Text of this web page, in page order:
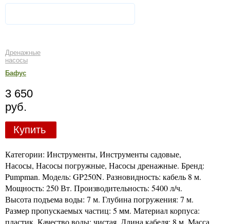
Дренажные
насосы
Бафус
3 650
руб.
Купить
Категории: Инструменты, Инструменты садовые,
Насосы, Насосы погружные, Насосы дренажные. Бренд:
Pumpman. Модель: GP250N. Разновидность: кабель 8 м.
Мощность: 250 Вт. Производительность: 5400 л/ч.
Высота подъема воды: 7 м. Глубина погружения: 7 м.
Размер пропускаемых частиц: 5 мм. Материал корпуса:
пластик. Качество воды: чистая. Длина кабеля: 8 м. Масса